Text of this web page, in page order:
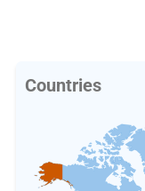
Countries